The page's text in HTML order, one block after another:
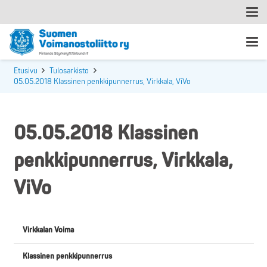
Etusivu
Tulosarkisto
05.05.2018 Klassinen penkkipunnerrus, Virkkala, ViVo
05.05.2018 Klassinen
penkkipunnerrus, Virkkala,
ViVo
Virkkalan Voima
Klassinen penkkipunnerrus